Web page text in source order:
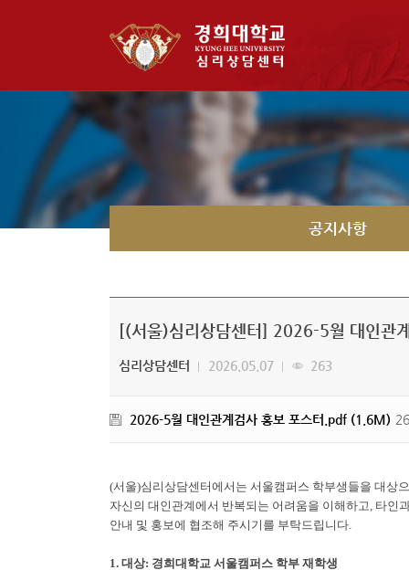
공지사항
[(서울)심리상담센터] 2026-5월 대인관
심리상담센터 2026.05.07 263
2026-5월 대인관계검사 홍보 포스터.pdf (1.6M)
(서울)심리상담센터에서는 서울캠퍼스 학부생들을 대상
자신의 대인관계에서 반복되는 어려움을 이해하고, 타인
안내 및 홍보에 협조해 주시기를 부탁드립니다.
1. 대상: 경희대학교 서울캠퍼스 학부 재학생